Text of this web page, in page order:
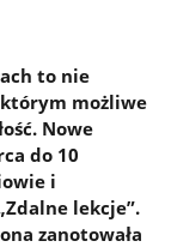
to nie
możliwe
Nowe
do 10
i
lekcje”.
zanotowała